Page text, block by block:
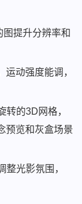
提升分辨率和
动强度能调，
转的3D网格，
预览和灰盒场景
整光影氛围，